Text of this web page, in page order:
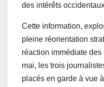
des intérêts
Cette information,
pleine réorientation
réaction immédiate
mai, les trois
placés en garde à vue